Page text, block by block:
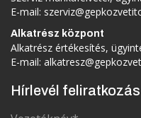
E-mail:
Alkatrész központ
Alkatrész értékesítés,
E-mail:
Hírlevél feliratkozás